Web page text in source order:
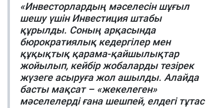
«Инвесторлардың мәселесін шұғыл
шешу үшін Инвестиция штабы
құрылды. Соның арқасында
бюрократиялық кедергілер мен
құқықтық қарама-қайшылықтар
жойылып, кейбір жобаларды тезірек
жүзеге асыруға жол ашылды. Алайда
басты мақсат – «жекелеген»
мәселелерді ғана шешпей, елдегі тұтас